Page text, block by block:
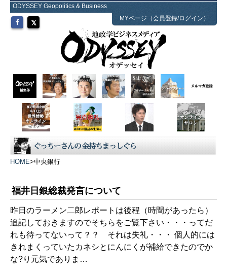
ODYSSEY Geopolitics & Business
MYページ（会員登録/ログイン）
HOME>中央銀行
福井日銀総裁発言について
昨日のラーメン二郎レポートは後程（時間があったら）
追記しておきますのでそちらをご覧下さい・・・ってだ
れも待ってないって？？ それは失礼・・・ 個人的には
きれまくっていたカネシとにんにくが補給できたのでか
な?り元気でありま…